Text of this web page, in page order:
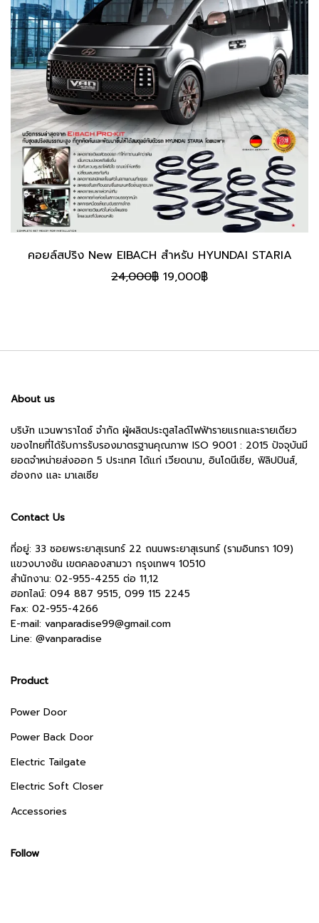
คอยล์สปริง New EIBACH สำหรับ HYUNDAI STARIA
24,000฿ Original
19,000฿Current
About us
บริษัท แวนพาราไดซ์ จำกัด ผู้ผลิตประตูสไลด์ไฟฟ้ารายแรกและรายเดียว
ของไทยที่ได้รับการรับรองมาตรฐานคุณภาพ ISO 9001 : 2015 ปัจจุบันมี
ยอดจำหน่ายส่งออก 5 ประเทศ ได้แก่ เวียดนาม, อินโดนีเซีย, ฟิลิปปินส์,
ฮ่องกง และ มาเลเซีย
Contact Us
ที่อยู่: 33 ซอยพระยาสุเรนทร์ 22 ถนนพระยาสุเรนทร์ (รามอินทรา 109)
แขวงบางชัน เขตคลองสามวา กรุงเทพฯ 10510
สำนักงาน: 02-955-4255 ต่อ 11,12
ฮอทไลน์: 094 887 9515, 099 115 2245
Fax: 02-955-4266
E-mail: vanparadise99@gmail.com
Line: @vanparadise
Product
Power Door
Power Back Door
Electric Tailgate
Electric Soft Closer
Accessories
Follow